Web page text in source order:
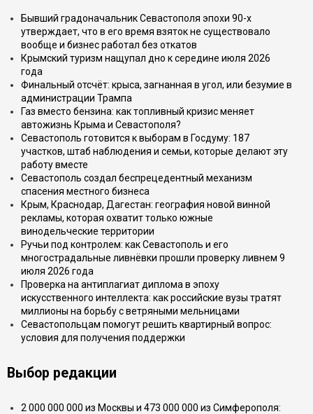
Бывший градоначальник Севастополя эпохи 90-х
утверждает, что в его время взяток не существовало
вообще и бизнес работал без откатов
Крымский туризм нащупал дно к середине июля 2026
года
Финальный отсчёт: крыса, загнанная в угол, или безумие в
администрации Трампа
Газ вместо бензина: как топливный кризис меняет
автожизнь Крыма и Севастополя?
Севастополь готовится к выборам в Госдуму: 187
участков, штаб наблюдения и семьи, которые делают эту
работу вместе
Севастополь создал беспрецедентный механизм
спасения местного бизнеса
Крым, Краснодар, Дагестан: география новой винной
рекламы, которая охватит только южные
винодельческие территории
Ручьи под контролем: как Севастополь и его
многострадальные ливнёвки прошли проверку ливнем 9
июля 2026 года
Проверка на антиплагиат диплома в эпоху
искусственного интеллекта: как российские вузы тратят
миллионы на борьбу с ветряными мельницами
Севастопольцам помогут решить квартирный вопрос:
условия для получения поддержки
Выбор редакции
2 000 000 000 из Москвы и 473 000 000 из Симферополя: